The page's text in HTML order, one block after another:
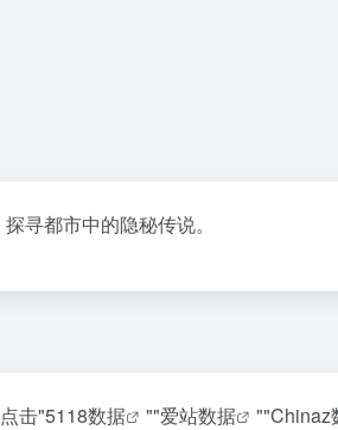
寻都市中的隐秘传说。
击"5118数据 ""爱站数据 ""Chinaz